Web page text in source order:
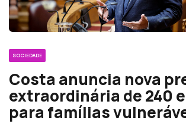
SOCIEDADE
Costa anuncia nova
extraordinária de 240
para famílias